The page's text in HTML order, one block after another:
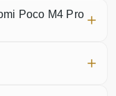
Poco M4 Pro